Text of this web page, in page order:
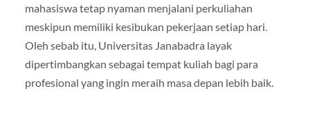
mahasiswa tetap nyaman menjalani perkuliahan
meskipun memiliki kesibukan pekerjaan setiap hari.
Oleh sebab itu, Universitas Janabadra layak
dipertimbangkan sebagai tempat kuliah bagi para
profesional yang ingin meraih masa depan lebih baik.